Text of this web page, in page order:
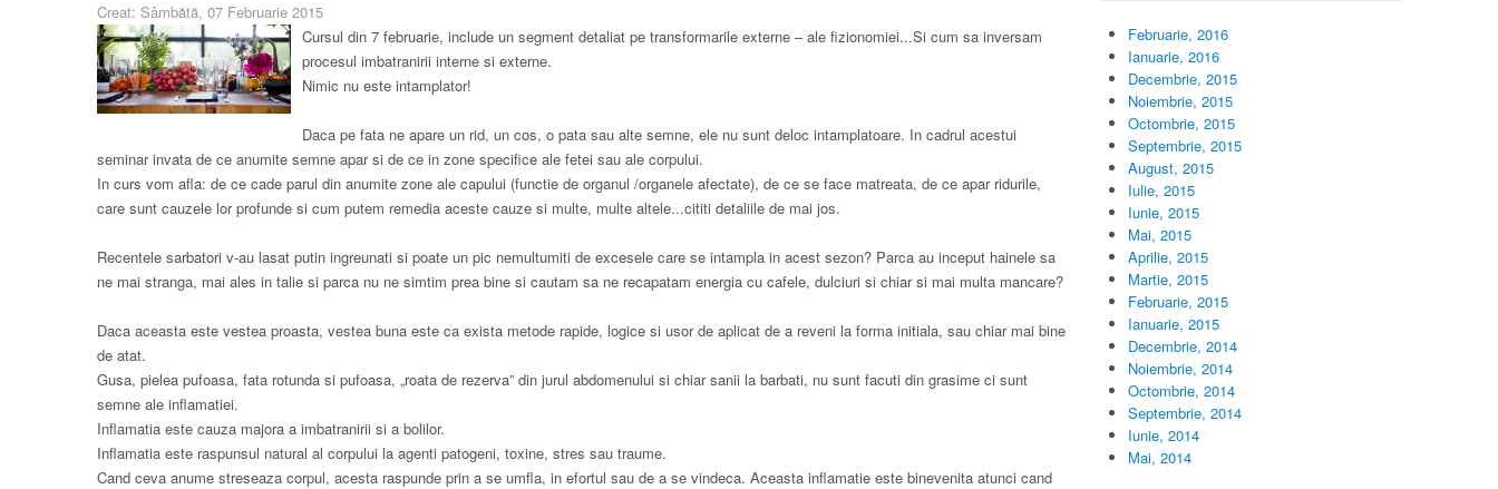
Creat: Sâmbătă, 07 Februarie 2015
Cursul din 7 februarie, include un segment detaliat pe transformarile externe – ale fizionomiei...Si cum sa inversam
procesul imbatranirii interne si externe.
Nimic nu este intamplator!
Daca pe fata ne apare un rid, un cos, o pata sau alte semne, ele nu sunt deloc intamplatoare. In cadrul acestui
seminar invata de ce anumite semne apar si de ce in zone specifice ale fetei sau ale corpului.
In curs vom afla: de ce cade parul din anumite zone ale capului (functie de organul /organele afectate), de ce se face matreata, de ce apar ridurile,
care sunt cauzele lor profunde si cum putem remedia aceste cauze si multe, multe altele...cititi detaliile de mai jos.
Recentele sarbatori v-au lasat putin ingreunati si poate un pic nemultumiti de excesele care se intampla in acest sezon? Parca au inceput hainele sa
ne mai stranga, mai ales in talie si parca nu ne simtim prea bine si cautam sa ne recapatam energia cu cafele, dulciuri si chiar si mai multa mancare?
Daca aceasta este vestea proasta, vestea buna este ca exista metode rapide, logice si usor de aplicat de a reveni la forma initiala, sau chiar mai bine
de atat.
Gusa, pielea pufoasa, fata rotunda si pufoasa, „roata de rezerva” din jurul abdomenului si chiar sanii la barbati, nu sunt facuti din grasime ci sunt
semne ale inflamatiei.
Inflamatia este cauza majora a imbatranirii si a bolilor.
Inflamatia este raspunsul natural al corpului la agenti patogeni, toxine, stres sau traume.
Cand ceva anume streseaza corpul, acesta raspunde prin a se umfla, in efortul sau de a se vindeca. Aceasta inflamatie este binevenita atunci cand
Februarie, 2016
Ianuarie, 2016
Decembrie, 2015
Noiembrie, 2015
Octombrie, 2015
Septembrie, 2015
August, 2015
Iulie, 2015
Iunie, 2015
Mai, 2015
Aprilie, 2015
Martie, 2015
Februarie, 2015
Ianuarie, 2015
Decembrie, 2014
Noiembrie, 2014
Octombrie, 2014
Septembrie, 2014
Iunie, 2014
Mai, 2014